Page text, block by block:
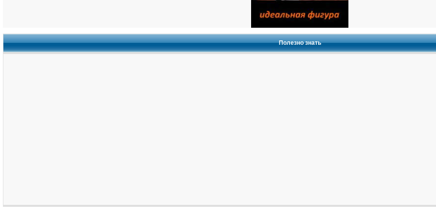
Полезно знать